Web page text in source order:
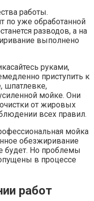
работы.
по уже обработанной
разводов, а на
выполнено
руками,
приступить к
шпатлевке,
мойке. Они
от жировых
всех правил.
мойка
обезжиривание
будет. Но проблемы
в процессе
работ